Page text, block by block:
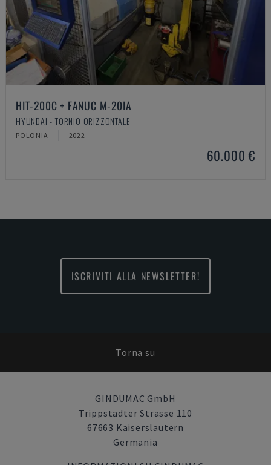
HIT-200C + FANUC M-20IA
HYUNDAI - TORNIO ORIZZONTALE
POLONIA 2022
60.000 €
ISCRIVITI ALLA NEWSLETTER!
Torna su
GINDUMAC GmbH
Trippstadter Strasse 110
67663 Kaiserslautern
Germania